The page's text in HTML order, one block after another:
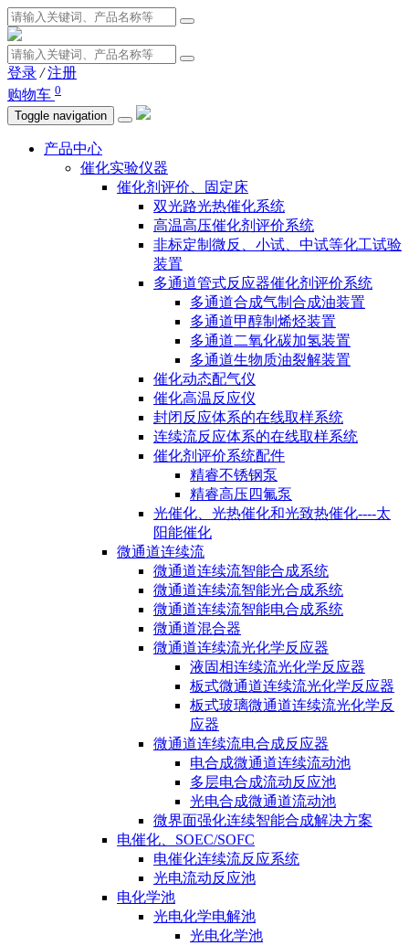
登录 / 注册
购物车 0
Toggle navigation
产品中心
催化实验仪器
催化剂评价、固定床
双光路光热催化系统
高温高压催化剂评价系统
非标定制微反、小试、中试等化工试验
装置
多通道管式反应器催化剂评价系统
多通道合成气制合成油装置
多通道甲醇制烯烃装置
多通道二氧化碳加氢装置
多通道生物质油裂解装置
催化动态配气仪
催化高温反应仪
封闭反应体系的在线取样系统
连续流反应体系的在线取样系统
催化剂评价系统配件
精睿不锈钢泵
精睿高压四氟泵
光催化、光热催化和光致热催化----太
阳能催化
微通道连续流
微通道连续流智能合成系统
微通道连续流智能光合成系统
微通道连续流智能电合成系统
微通道混合器
微通道连续流光化学反应器
液固相连续流光化学反应器
板式微通道连续流光化学反应器
板式玻璃微通道连续流光化学反
应器
微通道连续流电合成反应器
电合成微通道连续流动池
多层电合成流动反应池
光电合成微通道流动池
微界面强化连续智能合成解决方案
电催化、SOEC/SOFC
电催化连续流反应系统
光电流动反应池
电化学池
光电化学电解池
光电化学池